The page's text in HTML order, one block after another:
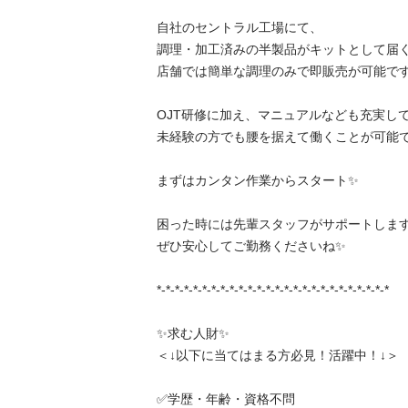
自社のセントラル工場にて、
調理・加工済みの半製品がキットとして届
店舗では簡単な調理のみで即販売が可能で
OJT研修に加え、マニュアルなども充実して
未経験の方でも腰を据えて働くことが可能
まずはカンタン作業からスタート✨
困った時には先輩スタッフがサポートしま
ぜひ安心してご勤務くださいね✨
*-*-*-*-*-*-*-*-*-*-*-*-*-*-*-*-*-*-*-*-*-*-*-*-*-*
✨求む人財✨
＜↓以下に当てはまる方必見！活躍中！↓＞
✅学歴・年齢・資格不問